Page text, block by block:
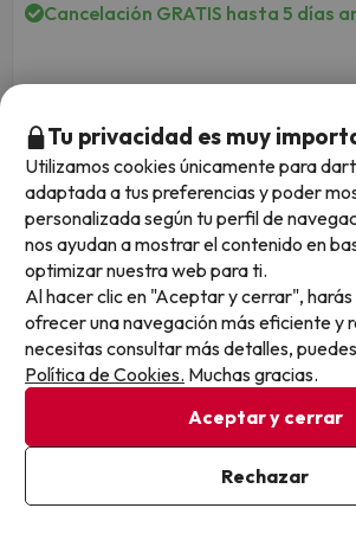
Cancelación GRATIS hasta 5 días
Ver todos los
Otras iniciativas de éxito del grupo
son Esquiades.com (la web líder de
España) y Amimir.com, el buscador
de 1.000.000 de alojamientos
reservar y viajar por todo el
Tu privacidad es muy
Utilizamos cookies únicamente para
adaptada a tus preferencias y poder
personalizada según tu perfil de
nos ayudan a mostrar el contenido en
optimizar nuestra web para ti.
Al hacer clic en "Aceptar y cerrar",
ofrecer una navegación más eficiente y
necesitas consultar más detalles,
Política de Cookies. Muchas gracias.
Aceptar y cerrar
Rechazar